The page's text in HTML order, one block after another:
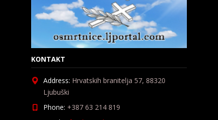
KONTAKT
Address: Hrvatskih branitelja 57, 88320
Ljubuški
Phone: +387 63 214 819